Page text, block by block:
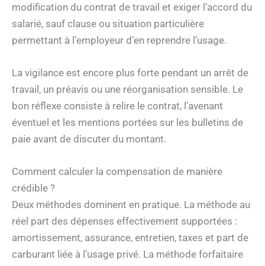
modification du contrat de travail et exiger l’accord du
salarié, sauf clause ou situation particulière
permettant à l’employeur d’en reprendre l’usage.
La vigilance est encore plus forte pendant un arrêt de
travail, un préavis ou une réorganisation sensible. Le
bon réflexe consiste à relire le contrat, l’avenant
éventuel et les mentions portées sur les bulletins de
paie avant de discuter du montant.
Comment calculer la compensation de manière
crédible ?
Deux méthodes dominent en pratique. La méthode au
réel part des dépenses effectivement supportées :
amortissement, assurance, entretien, taxes et part de
carburant liée à l’usage privé. La méthode forfaitaire